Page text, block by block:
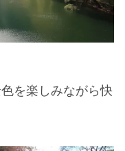
を楽しみながら快